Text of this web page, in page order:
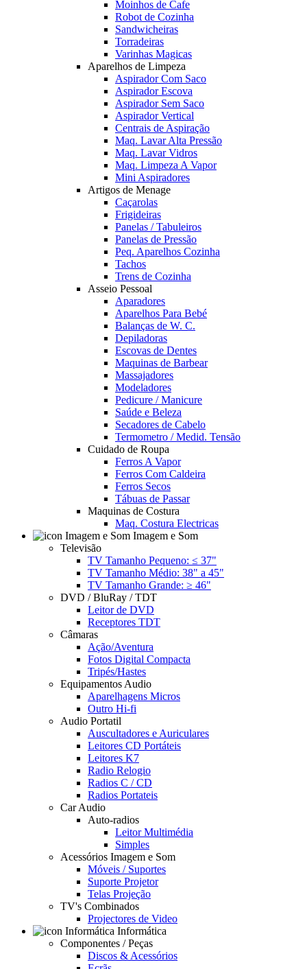
Moinhos de Cafe
Robot de Cozinha
Sandwicheiras
Torradeiras
Varinhas Magicas
Aparelhos de Limpeza
Aspirador Com Saco
Aspirador Escova
Aspirador Sem Saco
Aspirador Vertical
Centrais de Aspiração
Maq. Lavar Alta Pressão
Maq. Lavar Vidros
Maq. Limpeza A Vapor
Mini Aspiradores
Artigos de Menage
Caçarolas
Frigideiras
Panelas / Tabuleiros
Panelas de Pressão
Peq. Aparelhos Cozinha
Tachos
Trens de Cozinha
Asseio Pessoal
Aparadores
Aparelhos Para Bebé
Balanças de W. C.
Depiladoras
Escovas de Dentes
Maquinas de Barbear
Massajadores
Modeladores
Pedicure / Manicure
Saúde e Beleza
Secadores de Cabelo
Termometro / Medid. Tensão
Cuidado de Roupa
Ferros A Vapor
Ferros Com Caldeira
Ferros Secos
Tábuas de Passar
Maquinas de Costura
Maq. Costura Electricas
Imagem e Som
Televisão
TV Tamanho Pequeno: ≤ 37"
TV Tamanho Médio: 38" a 45"
TV Tamanho Grande: ≥ 46"
DVD / BluRay / TDT
Leitor de DVD
Receptores TDT
Câmaras
Ação/Aventura
Fotos Digital Compacta
Tripés/Hastes
Equipamentos Audio
Aparelhagens Micros
Outro Hi-fi
Audio Portatil
Auscultadores e Auriculares
Leitores CD Portáteis
Leitores K7
Radio Relogio
Radios C / CD
Radios Portateis
Car Audio
Auto-radios
Leitor Multimédia
Simples
Acessórios Imagem e Som
Móveis / Suportes
Suporte Projetor
Telas Projeção
TV's Combinados
Projectores de Video
Informática
Componentes / Peças
Discos & Acessórios